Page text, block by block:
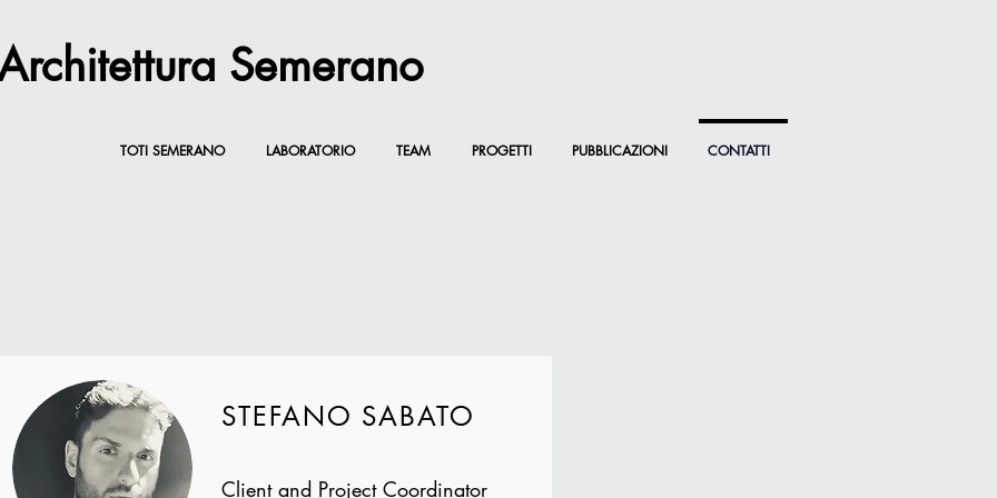
Semerano
TOTI SEMERANO LABORATORIO TEAM PROGETTI PUBBLICAZIONI CONTATTI
STEFANO SABATO
Client and Project Coordinator